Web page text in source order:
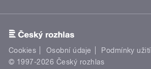
Cookies Osobní údaje Podmínky užití
© 1997-2026 Český rozhlas